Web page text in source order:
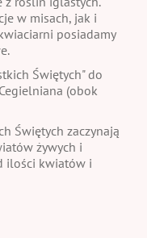
w misach, jak i
posiadamy
Świętych" do
(obok
Świętych zaczynają
żywych i
ilości kwiatów i